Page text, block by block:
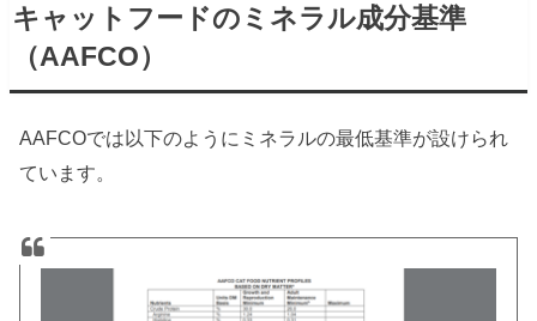
キャットフードのミネラル成分基準
（AAFCO）
AAFCOでは以下のようにミネラルの最低基準が設けられ
ています。